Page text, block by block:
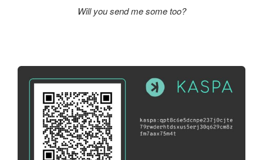
Will you send me some too?